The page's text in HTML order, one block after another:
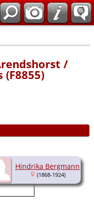
/
(F8855)
Hindrika Bergmann
(1868-1924)